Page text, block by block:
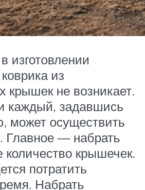
изготовлении
из
крышек не возникает.
каждый, задавшись
может осуществить
Главное — набрать
количество крышечек.
потратить
Набрать